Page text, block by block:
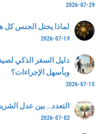
2026-07-29
لماذا يحتل الجنس كل
2026-07-19
وبأسهل الإجراءات؟
2026-07-15
التعدد… بين عدل
2026-07-02